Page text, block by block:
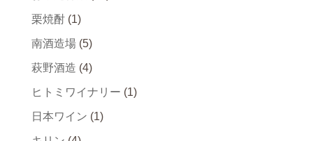
栗焼酎 (1)
南酒造場 (5)
萩野酒造 (4)
ヒトミワイナリー (1)
日本ワイン (1)